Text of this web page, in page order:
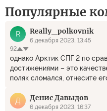
Популярные
R Really_polkovnik
6 декабря 2023, 13:45
92
однако Арктик СПГ 2 по
достижениями – это
поляк сломался, отнесите
Д Денис Давыдов
6 декабря 2023, 16:37